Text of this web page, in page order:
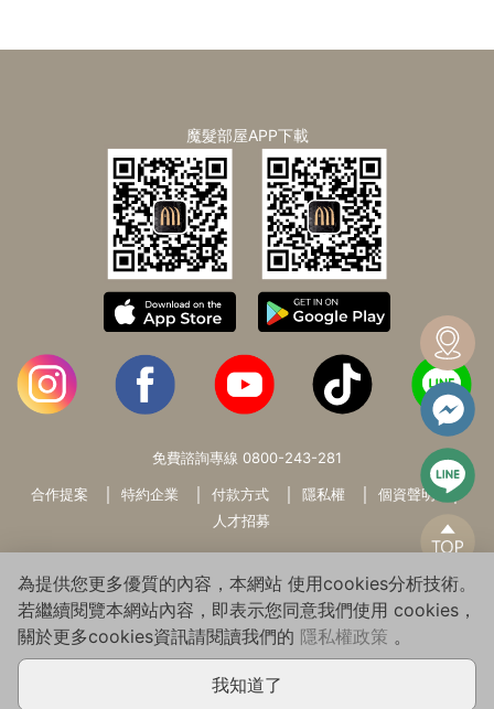
魔髮部屋APP下載
免費諮詢專線 0800-243-281
合作提案 特約企業 付款方式 隱私權
個資聲明
人才招募
Copyright© 2026 WARMSUN HAIR PRODUCTS GROUP All Rights
Reserved.
為提供您更多優質的內容，本網站 使用cookies分析技術。
若繼續閱覽本網站內容，即表示您同意我們使用 cookies，
關於更多cookies資訊請閱讀我們的 隱私權政策 。
我知道了